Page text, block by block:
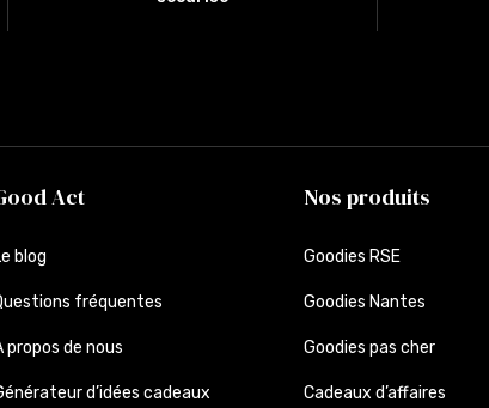
Act
blog
fréquentes
propos de nous
d’idées cadeaux
Nos produits
Goodies RSE
Goodies Nantes
Goodies pas cher
Cadeaux d’affaires